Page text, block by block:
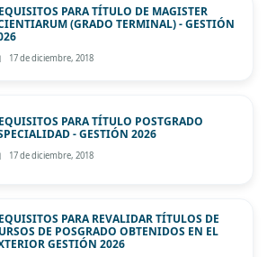
PARA TÍTULO DE MAGISTER
(GRADO TERMINAL) - GESTIÓN
17 de diciembre, 2018
PARA TÍTULO POSTGRADO
- GESTIÓN 2026
17 de diciembre, 2018
PARA REVALIDAR TÍTULOS DE
DE POSGRADO OBTENIDOS EN EL
GESTIÓN 2026